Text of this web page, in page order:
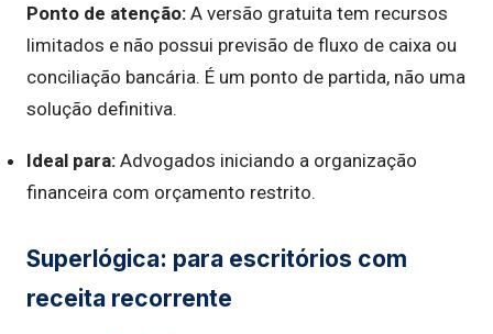
Ponto de atenção: A versão gratuita tem recursos
limitados e não possui previsão de fluxo de caixa ou
conciliação bancária. É um ponto de partida, não uma
solução definitiva.
Ideal para: Advogados iniciando a organização
financeira com orçamento restrito.
Superlógica: para escritórios com
receita recorrente